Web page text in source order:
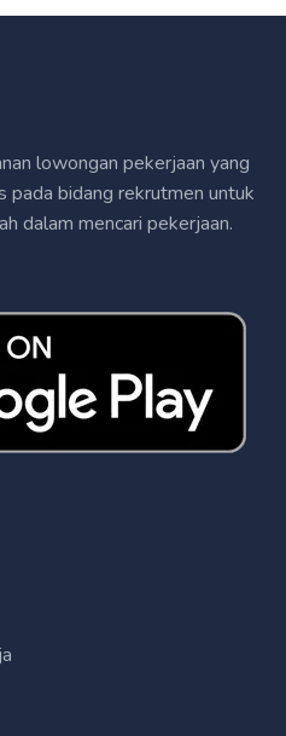
lowongan pekerjaan yang
bidang rekrutmen untuk
dalam mencari pekerjaan.